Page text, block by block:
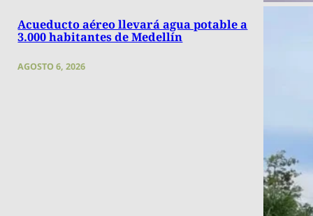
Acueducto aéreo llevará agua potable a
3.000 habitantes de Medellín
AGOSTO 6, 2026